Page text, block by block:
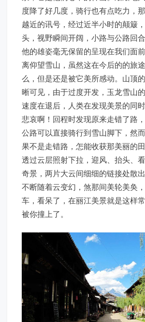
度降了好几度，骑行也有点吃力，
越近的讯号，经过近半小时的颠簸
头，视野瞬间开阔，小路与公路回
他的雄姿毫无保留的呈现在我们面
离仰望雪山，虽然这在今后的的旅
么，但是还是被它美所感动。山顶
晰可见，由于过度开发，玉龙雪山
速度在退后，人类在发现美景的同
悲哀啊！回程时发现原来走错了路
公路可以直接骑行到雪山脚下，然
果不是走错路，怎能收获那美丽的
透过云层照射下拉，迎风、抬头、
奇景，两片大云间细细的链接处散
不断随着云变幻，煞那间美轮美奂
车，看呆了，在丽江美景就是这样
被你撞上了。